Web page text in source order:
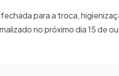
para a troca,
no próximo dia 15 de